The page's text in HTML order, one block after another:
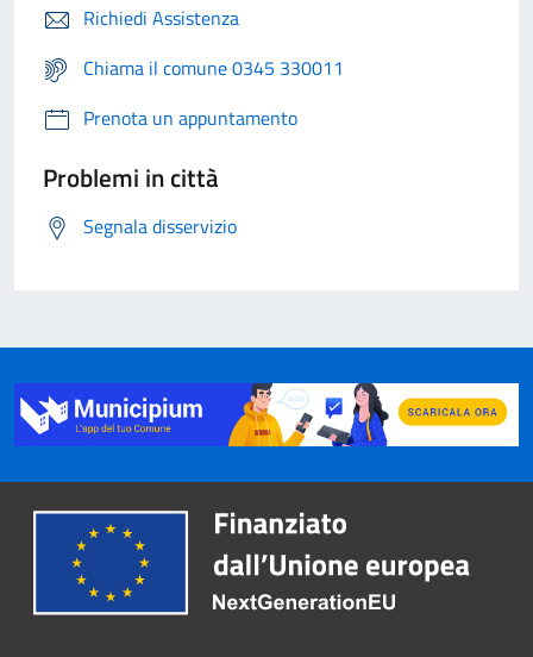
Richiedi Assistenza
Chiama il comune 0345 330011
Prenota un appuntamento
Problemi in città
Segnala disservizio